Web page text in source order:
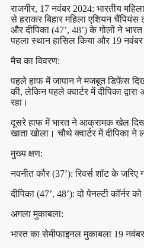
राजगीर, 17 नवंबर 2024: भारतीय
से हराकर बिहार महिला एशियन
और दीपिका (47’, 48’) के गोलों ने
पहला स्थान हासिल किया और 19
मैच का विवरण:
पहले हाफ में जापान ने मजबूत डिफेंस
की, लेकिन पहले क्वार्टर में दीपिका
रहा।
दूसरे हाफ में भारत ने आक्रामक खेल
खाता खोला। चौथे क्वार्टर में दीपिका
मुख्य क्षण:
नवनीत कौर (37’): रिवर्स शॉट के जरिए
दीपिका (47’, 48’): दो पेनल्टी
अगला मुकाबला:
भारत का सेमीफाइनल मुकाबला 19